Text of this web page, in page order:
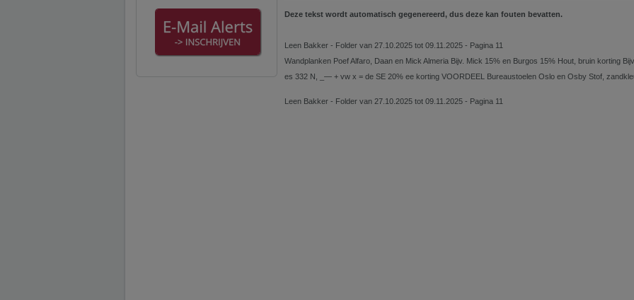
Deze tekst wordt automatisch gegenereerd, dus deze kan fouten bevatten.
Leen Bakker - Folder van 27.10.2025 tot 09.11.2025 - Pagina 11
Wandplanken Poef Alfaro, Daan en Mick Almeria Bijv. Mick 15% en Burgos 15% Hout, bruin korting
es 332 N, _— + vw x = de SE 20% ee korting VOORDEEL Bureaustoelen Oslo en Osby Stof,
Leen Bakker - Folder van 27.10.2025 tot 09.11.2025 - Pagina 11